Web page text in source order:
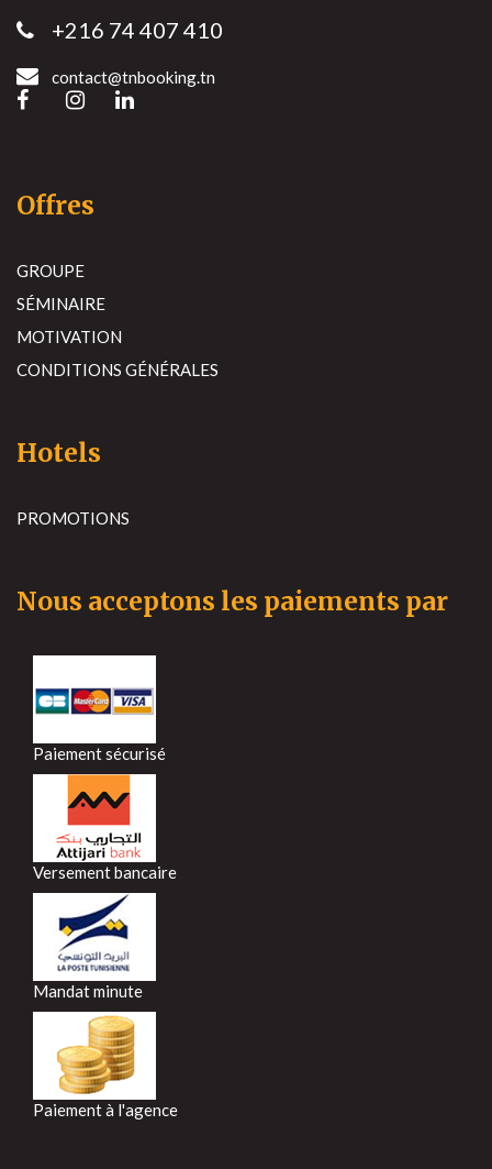
+216 74 407 410
contact@tnbooking.tn
Offres
GROUPE
SÉMINAIRE
MOTIVATION
CONDITIONS GÉNÉRALES
Hotels
PROMOTIONS
Nous acceptons les paiements par
Paiement sécurisé
Versement bancaire
Mandat minute
Paiement à l'agence